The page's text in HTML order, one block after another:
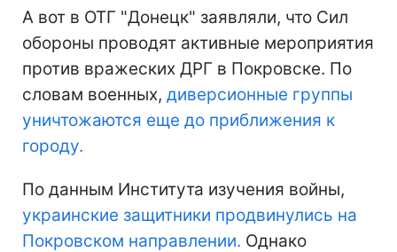
А вот в ОТГ "Донецк" заявляли, что Сил
обороны проводят активные мероприятия
против вражеских ДРГ в Покровске. По
словам военных, диверсионные группы
уничтожаются еще до приближения к
городу.
По данным Института изучения войны,
украинские защитники продвинулись на
Покровском направлении. Однако